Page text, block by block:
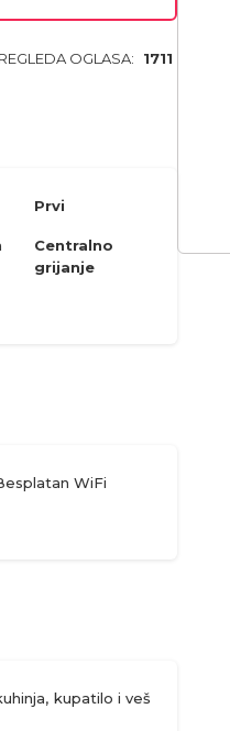
OGLASA: 1711
Prvi
Centralno
grijanje
WiFi
kupatilo i veš